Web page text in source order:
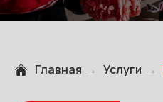
Главная → Услуги →